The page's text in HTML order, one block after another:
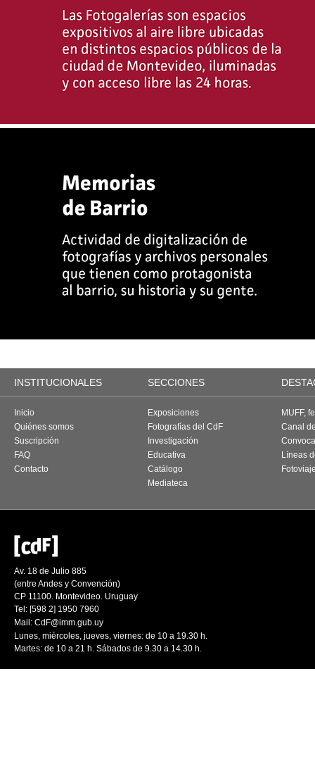
INSTITUCIONALES SECCIONES
Inicio
Quiénes somos
Suscripción
FAQ
Contacto
Exposiciones
Fotografías del CdF
Investigación
Educativa
Catálogo
Mediateca
MUFF,
Canal
Líneas
Av. 18 de Julio 885
(entre Andes y Convención)
CP 11100. Montevideo. Uruguay
Tel: [598 2] 1950 7960
Mail: CdF@imm.gub.uy
Lunes, miércoles, jueves, viernes: de 10 a 19.30 h.
Martes: de 10 a 21 h. Sábados de 9.30 a 14.30 h.